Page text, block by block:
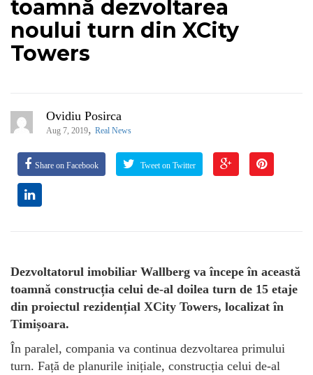
toamnă dezvoltarea
noului turn din XCity
Towers
Ovidiu Posirca
Aug 7, 2019, Real News
Share on Facebook Tweet on Twitter
Dezvoltatorul imobiliar Wallberg va începe în această
toamnă construcția celui de-al doilea turn de 15 etaje
din proiectul rezidențial XCity Towers, localizat în
Timișoara.
În paralel, compania va continua dezvoltarea primului
turn. Față de planurile inițiale, construcția celui de-al